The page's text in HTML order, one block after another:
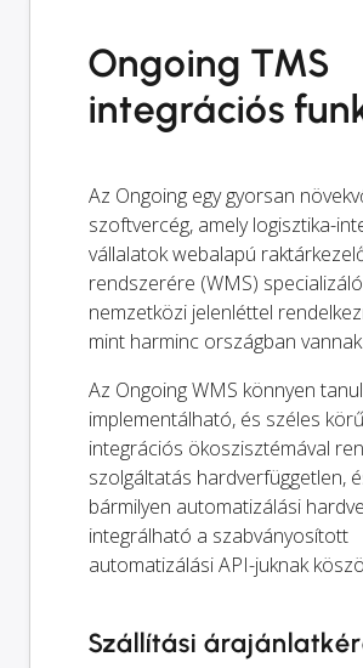
Ongoing TMS
integrációs
Az Ongoing egy gyorsan
szoftvercég, amely logisztika-
vállalatok webalapú
rendszerére (WMS)
nemzetközi jelenléttel
mint harminc országban
Az Ongoing WMS könnyen
implementálható, és széles körű
integrációs ökoszisztémával
szolgáltatás hardverfüggetlen,
bármilyen automatizálási
integrálható a szabványosított
automatizálási API-juknak
Szállítási